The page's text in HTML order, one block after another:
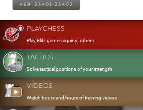
469: 23401-23402
PLAYCHESS
Play Blitz games against others
TACTICS
Solve tactical positions of your strength
VIDEOS
Watch hours and hours of training videos